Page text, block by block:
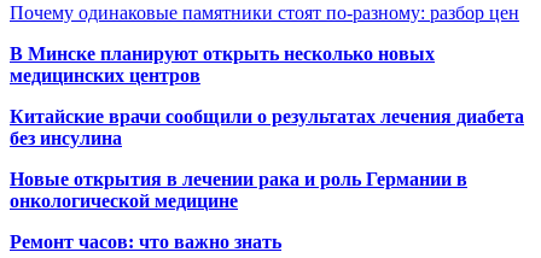
Почему одинаковые памятники стоят по-разному: разбор цен
В Минске планируют открыть несколько новых
медицинских центров
Китайские врачи сообщили о результатах лечения диабета
без инсулина
Новые открытия в лечении рака и роль Германии в
онкологической медицине
Ремонт часов: что важно знать